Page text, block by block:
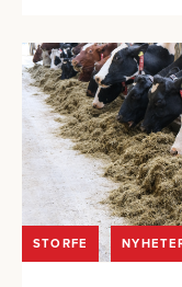
STORFE